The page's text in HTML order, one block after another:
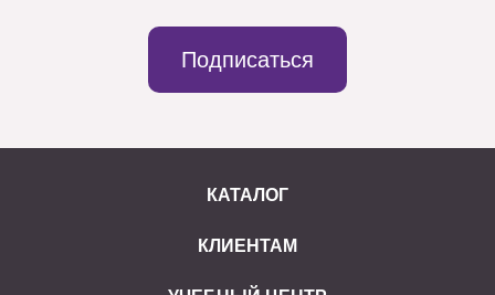
Подписаться
КАТАЛОГ
КЛИЕНТАМ